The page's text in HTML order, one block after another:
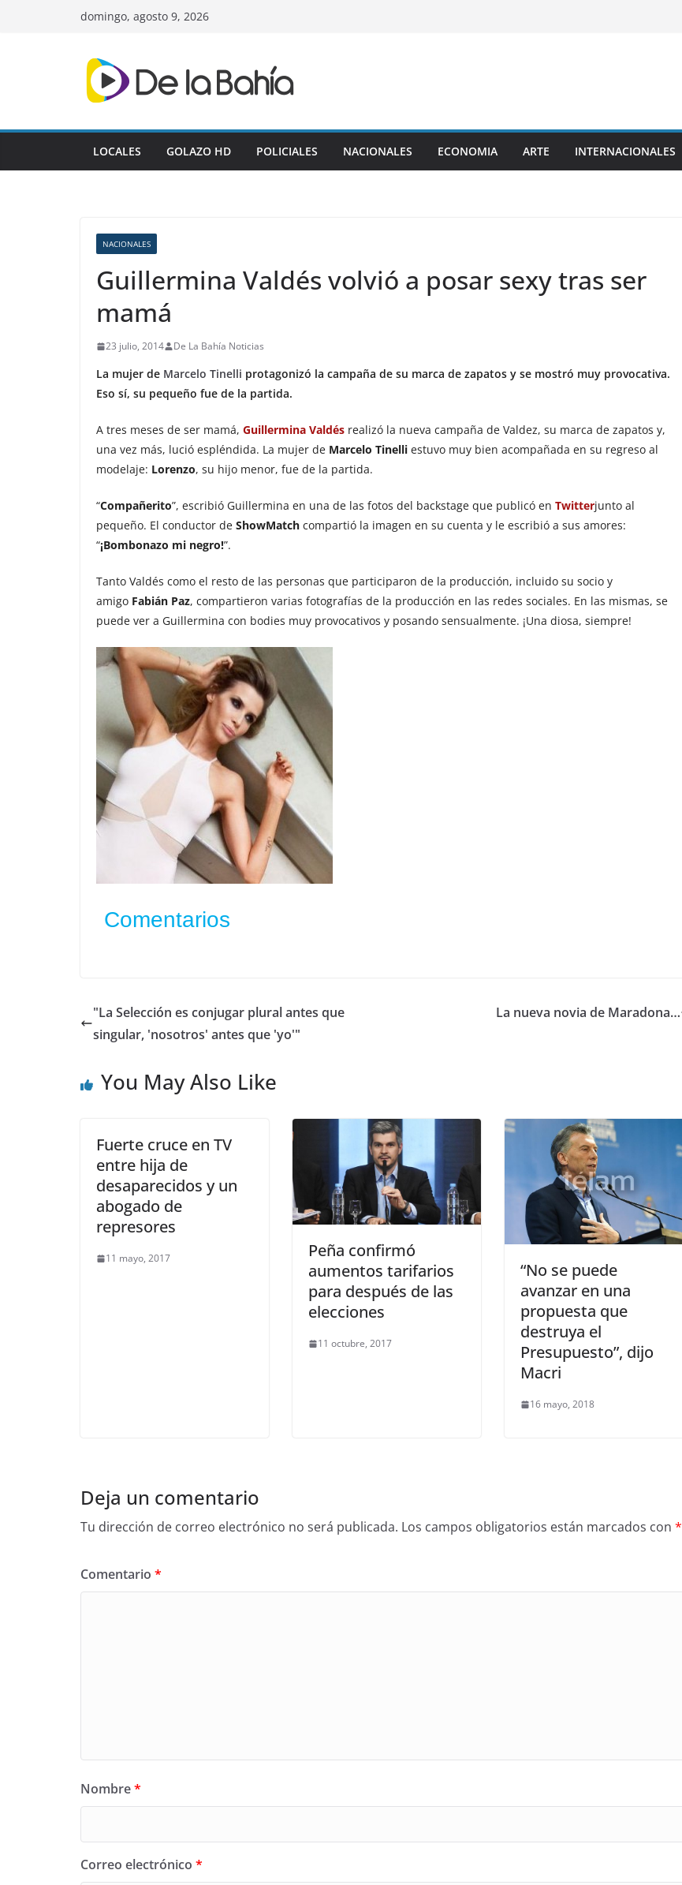
domingo, agosto 9, 2026
LOCALES GOLAZO HD POLICIALES NACIONALES ECONOMIA ARTE INTERNACIONALES
NACIONALES
Guillermina Valdés volvió a posar sexy tras ser
mamá
23 julio, 2014 De La Bahía Noticias
La mujer de Marcelo Tinelli protagonizó la campaña de su marca de zapatos y se mostró muy provocativa.
Eso sí, su pequeño fue de la partida.
A tres meses de ser mamá, Guillermina Valdés realizó la nueva campaña de Valdez, su marca de zapatos y,
una vez más, lució espléndida. La mujer de Marcelo Tinelli estuvo muy bien acompañada en su regreso al
modelaje: Lorenzo, su hijo menor, fue de la partida.
“Compañerito”, escribió Guillermina en una de las fotos del backstage que publicó en Twitterjunto al
pequeño. El conductor de ShowMatch compartió la imagen en su cuenta y le escribió a sus amores:
“¡Bombonazo mi negro!”.
Tanto Valdés como el resto de las personas que participaron de la producción, incluido su socio y
amigo Fabián Paz, compartieron varias fotografías de la producción en las redes sociales. En las mismas, se
puede ver a Guillermina con bodies muy provocativos y posando sensualmente. ¡Una diosa, siempre!
Comentarios
"La Selección es conjugar plural antes que
singular, 'nosotros' antes que 'yo'"
La nueva novia de Maradona…
You May Also Like
Fuerte cruce en TV
entre hija de
desaparecidos y un
abogado de
represores
11 mayo, 2017
Peña confirmó
aumentos tarifarios
para después de las
elecciones
11 octubre, 2017
“No se puede
avanzar en una
propuesta que
destruya el
Presupuesto”, dijo
Macri
16 mayo, 2018
Deja un comentario
Tu dirección de correo electrónico no será publicada. Los campos obligatorios están marcados con *
Comentario *
Nombre*
Correo electrónico *